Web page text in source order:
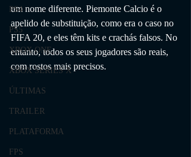
PS4
PS5
XBOX ONE
XBOX SERIES X
ÚLTIMAS
TRAILER
PLATAFORMA
FPS
um nome diferente. Piemonte Calcio é o
apelido de substituição, como era o caso no
FIFA 20, e eles têm kits e crachás falsos. No
entanto, todos os seus jogadores são reais,
com rostos mais precisos.